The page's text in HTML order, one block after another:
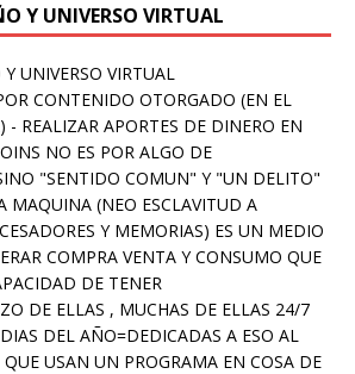
Y UNIVERSO VIRTUAL
UNIVERSO VIRTUAL
CONTENIDO OTORGADO (EN EL
- REALIZAR APORTES DE DINERO EN
NO ES POR ALGO DE
"SENTIDO COMUN" Y "UN DELITO"
MAQUINA (NEO ESCLAVITUD A
Y MEMORIAS) ES UN MEDIO
COMPRA VENTA Y CONSUMO QUE
DE TENER
DE ELLAS , MUCHAS DE ELLAS 24/7
DEL AÑO=DEDICADAS A ESO AL
USAN UN PROGRAMA EN COSA DE